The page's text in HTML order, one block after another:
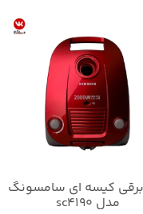
کیسه ای سامسونگ
مدل sc4190